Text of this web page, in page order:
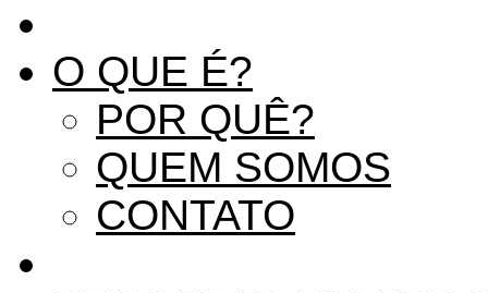
O QUE É?
POR QUÊ?
QUEM SOMOS
CONTATO